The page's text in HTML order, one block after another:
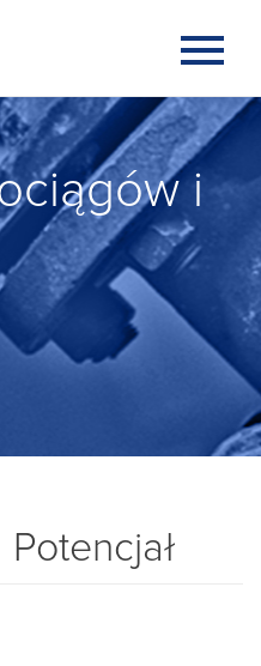
i
Potencjał